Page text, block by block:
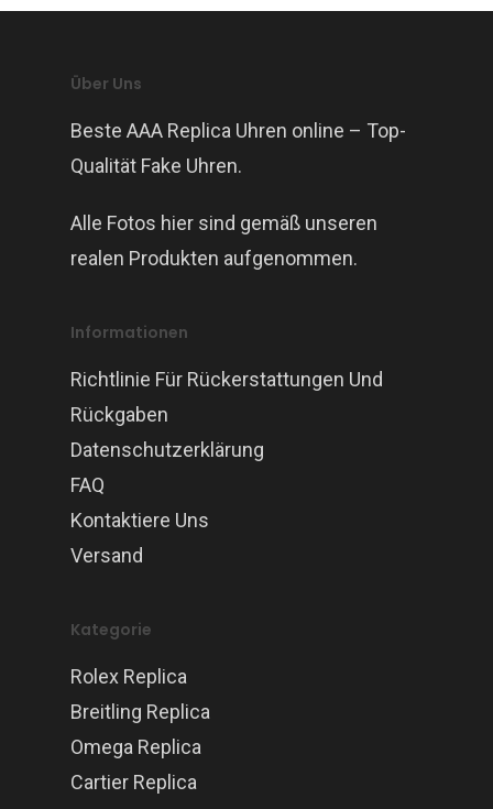
Über Uns
Beste AAA Replica Uhren online – Top-
Qualität Fake Uhren.
Alle Fotos hier sind gemäß unseren
realen Produkten aufgenommen.
Informationen
Richtlinie Für Rückerstattungen Und
Rückgaben
Datenschutzerklärung
FAQ
Kontaktiere Uns
Versand
Kategorie
Rolex Replica
Breitling Replica
Omega Replica
Cartier Replica